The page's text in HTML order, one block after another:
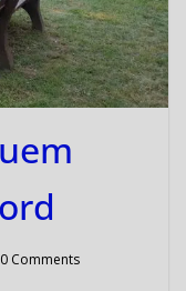
0 Comments